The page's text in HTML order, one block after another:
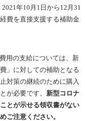
年10月1日から12月31
費を直接支援する補助金
用の支給については、新
」に対しての補助となる
対策の継続のために購入
が必要です。 新型コロナ
とが示せる領収書がない
ご注意ください。